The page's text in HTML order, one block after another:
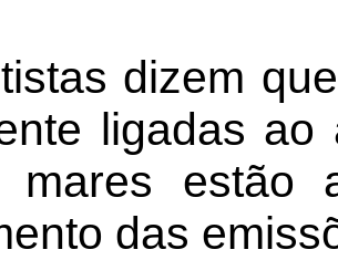
dizem
ligadas
estão
das